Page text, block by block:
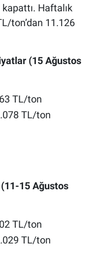
Haftalık
ton’dan 11.126
(15 Ağustos
TL/ton
TL/ton
15 Ağustos
TL/ton
TL/ton